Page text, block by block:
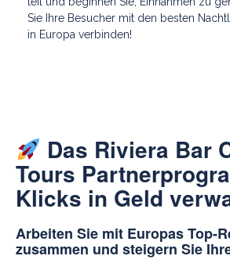
Sie Ihre Besucher mit den besten
in Europa verbinden!
Das Riviera Bar
Tours
Klicks in Geld
Arbeiten Sie mit Europas Top-
zusammen und steigern Sie